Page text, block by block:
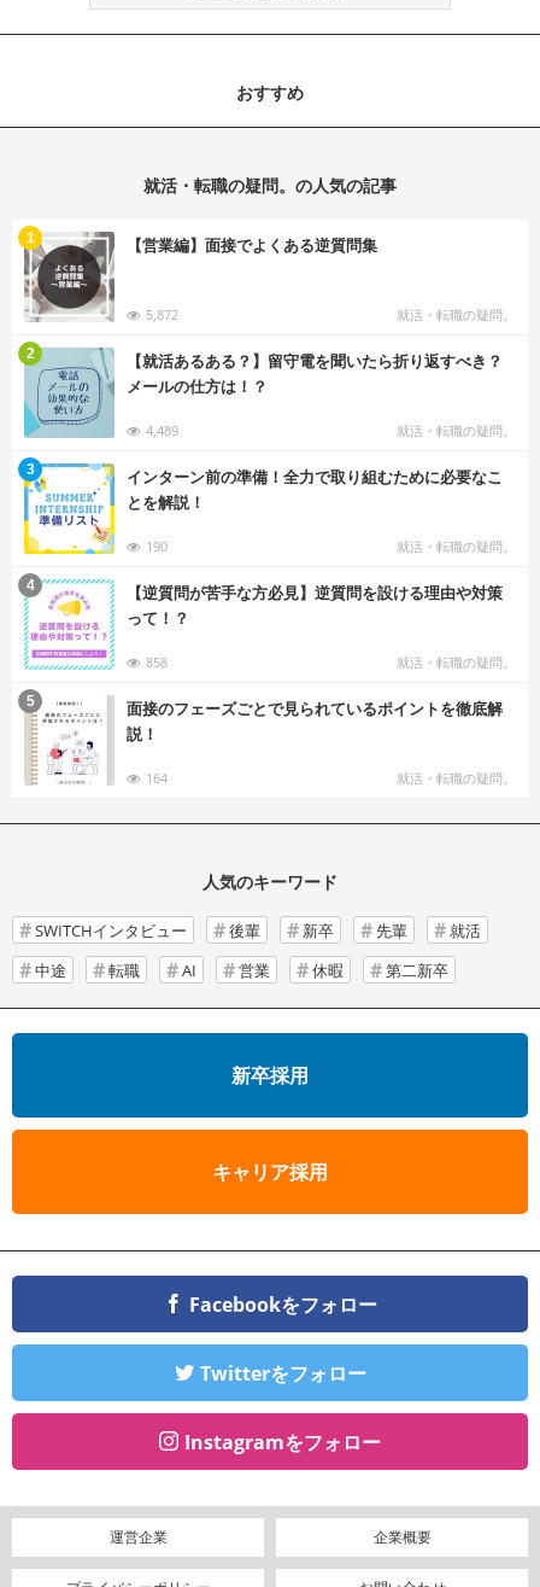
おすすめ
就活・転職の疑問。の人気の記事
【営業編】面接でよくある逆質問集
5,872 就活・転職の疑問。
1
【就活あるある？】留守電を聞いたら折り返すべき？
メールの仕方は！？
4,489 就活・転職の疑問。
2
インターン前の準備！全力で取り組むために必要なこ
とを解説！
190 就活・転職の疑問。
3
【逆質問が苦手な方必見】逆質問を設ける理由や対策
って！？
858 就活・転職の疑問。
4
面接のフェーズごとで見られているポイントを徹底解
説！
164 就活・転職の疑問。
5
人気のキーワード
SWITCHインタビュー 後輩 新卒 先輩
就活
中途
転職 AI 営業 休暇 第二新卒
新卒採用
キャリア採用
Facebookをフォロー
Twitterをフォロー
Instagramをフォロー
運営企業 企業概要